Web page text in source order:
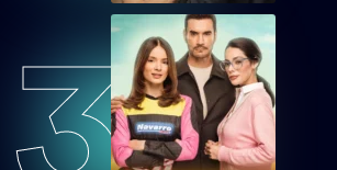
TCDTNEAEP37
Tan cerca de ti, nace el amor
TCDTNEAEP38
Tan cerca de ti, nace el amor